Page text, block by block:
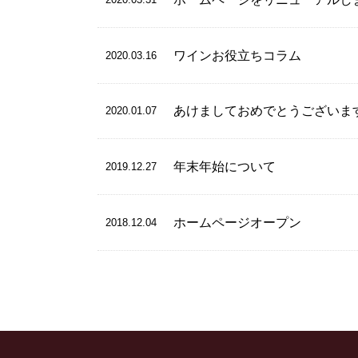
2020.03.16 ワインお役立ちコラム
2020.01.07 あけましておめでとうございま
2019.12.27 年末年始について
2018.12.04 ホームページオープン